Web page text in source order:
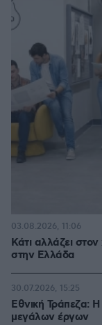
Κάτι αλλάζει
στην Ελλάδα
03.08.2026, 11:06
Εθνική Τράπεζα:
μεγάλων έργων
30.07.2026, 15:25